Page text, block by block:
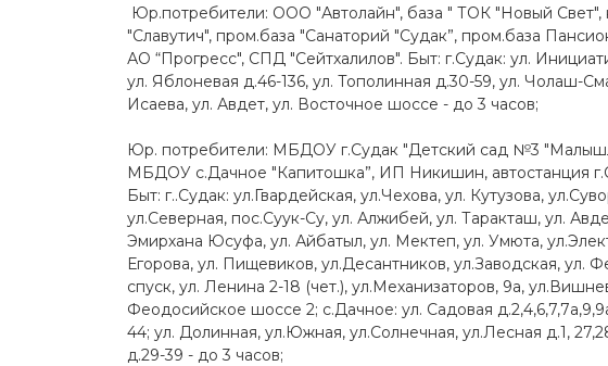
Юр.потребители: ООО "Автолайн", база " ТОК "Новый
"Славутич", пром.база "Санаторий "Судак”, пром.база
АО “Прогресс", СПД "Сейтхалилов". Быт: г.Судак: ул.
ул. Яблоневая д.46-136, ул. Тополинная д.30-59, ул. Чолаш-
Исаева, ул. Авдет, ул. Восточное шоссе - до 3 часов;
Юр. потребители: МБДОУ г.Судак "Детский сад №3
МБДОУ с.Дачное "Капитошка”, ИП Никишин, автостанция
Быт: г..Судак: ул.Гвардейская, ул.Чехова, ул. Кутузова,
ул.Северная, пос.Суук-Су, ул. Алжибей, ул. Таракташ, ул.
Эмирхана Юсуфа, ул. Айбатыл, ул. Мектеп, ул. Умюта,
Егорова, ул. Пищевиков, ул.Десантников, ул.Заводская, ул.
спуск, ул. Ленина 2-18 (чет.), ул.Механизаторов, 9а,
Феодосийское шоссе 2; с.Дачное: ул. Садовая
44; ул. Долинная, ул.Южная, ул.Солнечная, ул.Лесная д.1,
д.29-39 - до 3 часов;